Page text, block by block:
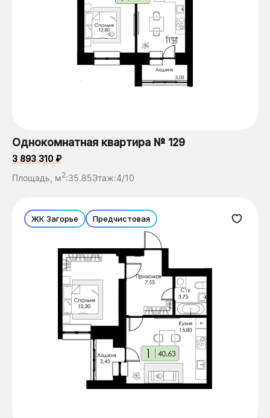
Однокомнатная квартира № 129
3 893 310 ₽
Площадь, м2:35.85Этаж:4/10
ЖК Загорье Предчистовая